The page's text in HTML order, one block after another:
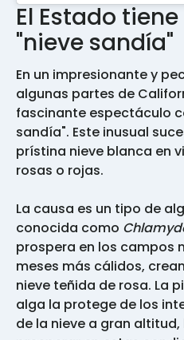
El Estado
"nieve sandía"
En un impresionante y
algunas partes de
fascinante espectáculo
sandía". Este inusual
prístina nieve blanca en
rosas o rojas.
La causa es un tipo de
conocida como
prospera en los campos
meses más cálidos,
nieve teñida de rosa. La
alga la protege de los
de la nieve a gran